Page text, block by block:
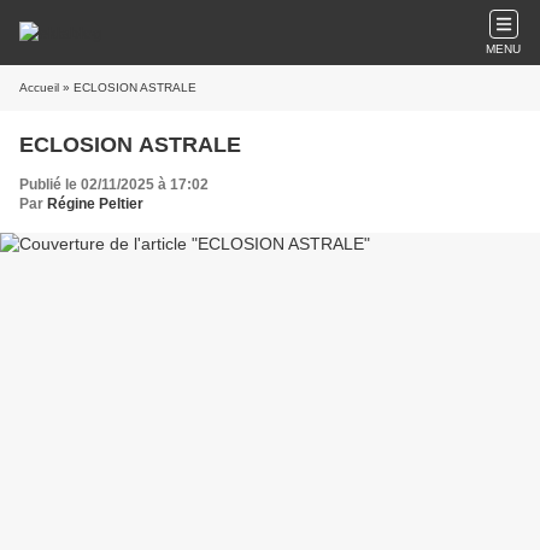
MENU
Accueil » ECLOSION ASTRALE
ECLOSION ASTRALE
Publié le 02/11/2025 à 17:02
Par Régine Peltier